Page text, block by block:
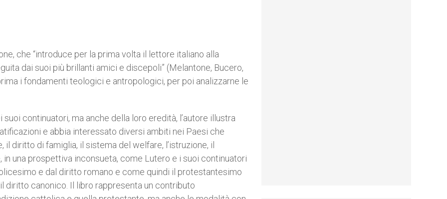
che “introduce per la prima volta il lettore italiano alla
dai suoi più brillanti amici e discepoli” (Melantone, Bucero,
i fondamenti teologici e antropologici, per poi analizzarne le
continuatori, ma anche della loro eredità, l’autore illustra
e abbia interessato diversi ambiti nei Paesi che
diritto di famiglia, il sistema del welfare, l’istruzione, il
una prospettiva inconsueta, come Lutero e i suoi continuatori
e dal diritto romano e come quindi il protestantesimo
diritto canonico. Il libro rappresenta un contributo